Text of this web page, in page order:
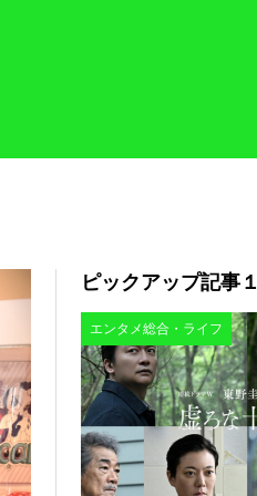
ピックアップ記事１
エンタメ総合・ライフ